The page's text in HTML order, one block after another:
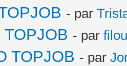
- par
TOPJOB - par
TOPJOB - par